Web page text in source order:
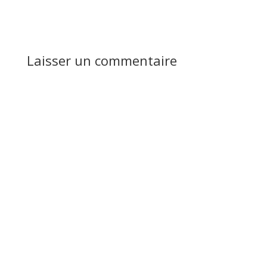
Laisser un commentaire